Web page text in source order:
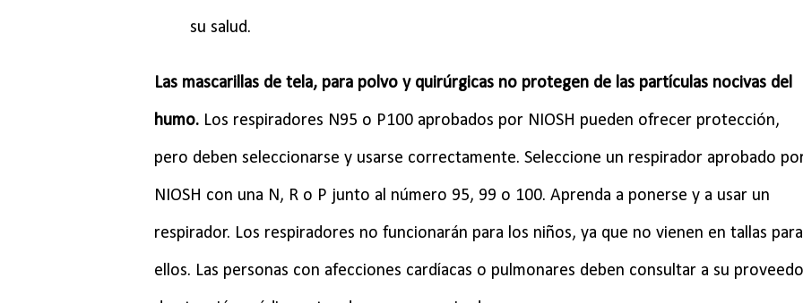
su salud.
Las mascarillas de tela, para polvo y quirúrgicas no protegen de las partículas nocivas del
humo. Los respiradores N95 o P100 aprobados por NIOSH pueden ofrecer protección,
pero deben seleccionarse y usarse correctamente. Seleccione un respirador aprobado
NIOSH con una N, R o P junto al número 95, 99 o 100. Aprenda a ponerse y a usar un
respirador. Los respiradores no funcionarán para los niños, ya que no vienen en tallas para
ellos. Las personas con afecciones cardíacas o pulmonares deben consultar a su